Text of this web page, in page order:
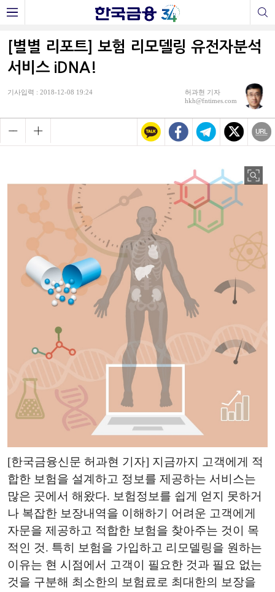
[별별 리포트] 보험 리모델링 유전자분석
서비스 iDNA!
기사입력 : 2018-12-08 19:24
허과현 기자
hkh@fntimes.com
[한국금융신문 허과현 기자] 지금까지 고객에게 적
합한 보험을 설계하고 정보를 제공하는 서비스는
많은 곳에서 해왔다. 보험정보를 쉽게 얻지 못하거
나 복잡한 보장내역을 이해하기 어려운 고객에게
자문을 제공하고 적합한 보험을 찾아주는 것이 목
적인 것. 특히 보험을 가입하고 리모델링을 원하는
이유는 현 시점에서 고객이 필요한 것과 필요 없는
것을 구분해 최소한의 보험료로 최대한의 보장을